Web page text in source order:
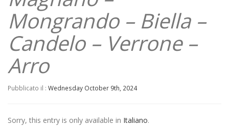
Mongrando – Biella –
Candelo – Verrone –
Arro
Pubblicato il : Wednesday October 9th, 2024
Sorry, this entry is only available in Italiano.